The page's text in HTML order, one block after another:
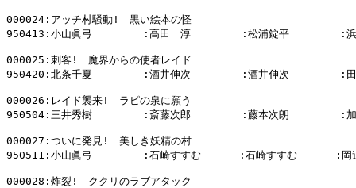
000024:アッチ村騒動!　黒い絵本の怪
950413:小山眞弓        :高田　淳        :松浦錠平        :浜
000025:刺客!　魔界からの使者レイド
950420:北条千夏        :酒井伸次        :酒井伸次        :田
000026:レイド襲来!　ラピの泉に願う
950504:三井秀樹        :斎藤次郎        :藤本次朗        :加
000027:ついに発見!　美しき妖精の村
950511:小山眞弓        :石崎すすむ      :石崎すすむ      :岡
000028:炸裂!　ククリのラブアタック